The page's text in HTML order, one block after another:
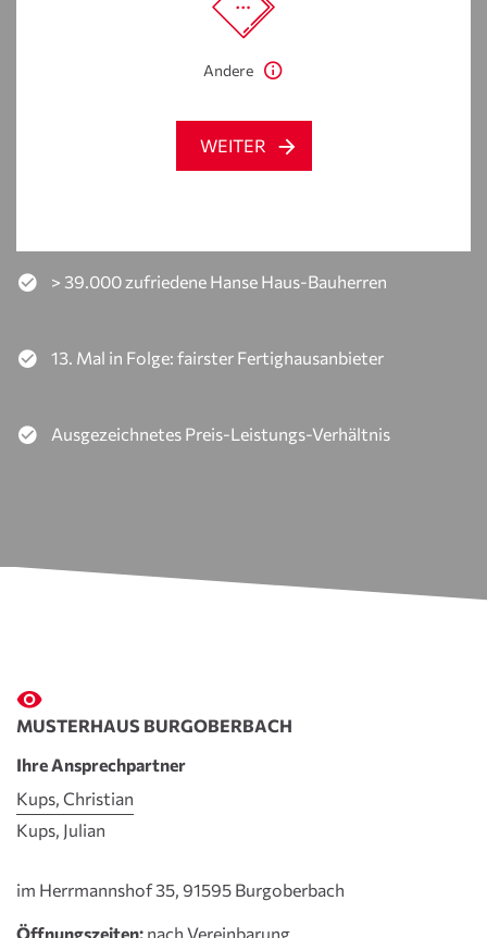
Andere
WEITER
> 39.000 zufriedene Hanse Haus-Bauherren
13. Mal in Folge: fairster Fertighausanbieter
Ausgezeichnetes Preis-Leistungs-Verhältnis
MUSTERHAUS BURGOBERBACH
Ihre Ansprechpartner
Kups, Christian
Kups, Julian
im Herrmannshof 35, 91595 Burgoberbach
Öffnungszeiten: nach Vereinbarung